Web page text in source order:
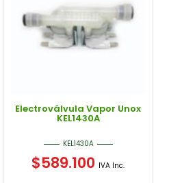
Electroválvula Vapor Unox
KEL1430A
KEL1430A
$589.100 IVA Inc.